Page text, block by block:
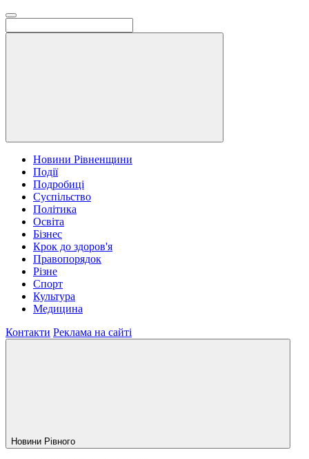
Новини Рівненщини
Події
Подробиці
Суспільство
Політика
Освіта
Бізнес
Крок до здоров'я
Правопорядок
Різне
Спорт
Культура
Медицина
Контакти Реклама на сайті
Новини Рiвного